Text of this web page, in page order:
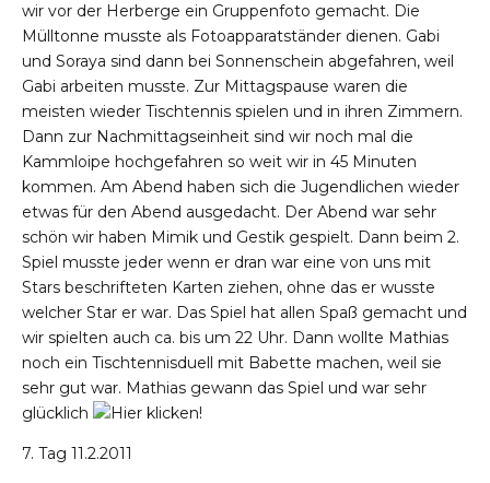
wir vor der Herberge ein Gruppenfoto gemacht. Die
Mülltonne musste als Fotoapparatständer dienen. Gabi
und Soraya sind dann bei Sonnenschein abgefahren, weil
Gabi arbeiten musste. Zur Mittagspause waren die
meisten wieder Tischtennis spielen und in ihren Zimmern.
Dann zur Nachmittagseinheit sind wir noch mal die
Kammloipe hochgefahren so weit wir in 45 Minuten
kommen. Am Abend haben sich die Jugendlichen wieder
etwas für den Abend ausgedacht. Der Abend war sehr
schön wir haben Mimik und Gestik gespielt. Dann beim 2.
Spiel musste jeder wenn er dran war eine von uns mit
Stars beschrifteten Karten ziehen, ohne das er wusste
welcher Star er war. Das Spiel hat allen Spaß gemacht und
wir spielten auch ca. bis um 22 Uhr. Dann wollte Mathias
noch ein Tischtennisduell mit Babette machen, weil sie
sehr gut war. Mathias gewann das Spiel und war sehr
glücklich
7. Tag 11.2.2011